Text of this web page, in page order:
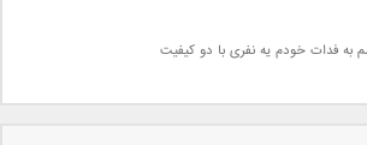
به فدات خودم یه نفری با دو کیفیت